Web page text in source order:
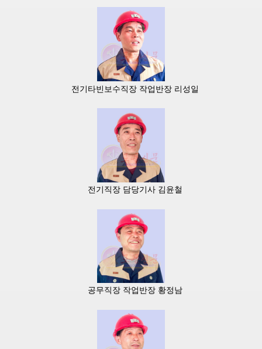
전기타빈보수직장 작업반장 리성일
전기직장 담당기사 김윤철
공무직장 작업반장 황정남